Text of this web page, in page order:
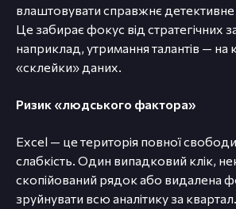
влаштовувати справжнє детективне
Це забирає фокус від стратегічних
наприклад, утримання талантів — на
«склейки» даних.
Ризик «людського фактора»
Excel — це територія повної
слабкість. Один випадковий клік,
скопійований рядок або видалена
зруйнувати всю аналітику за